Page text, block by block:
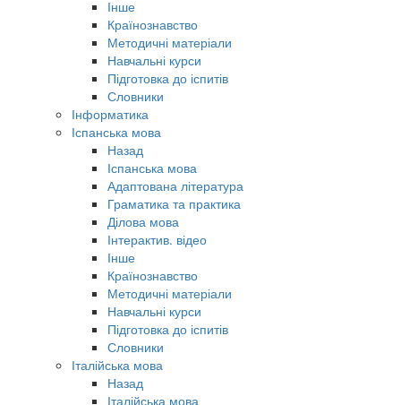
Інше
Країнознавство
Методичні матеріали
Навчальні курси
Підготовка до іспитів
Словники
Інформатика
Іспанська мова
Назад
Іспанська мова
Адаптована література
Граматика та практика
Ділова мова
Інтерактив. відео
Інше
Країнознавство
Методичні матеріали
Навчальні курси
Підготовка до іспитів
Словники
Італійська мова
Назад
Італійська мова